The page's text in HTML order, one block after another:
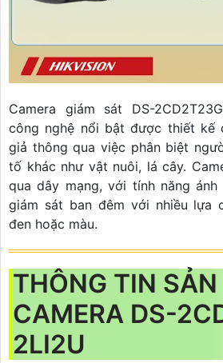
Camera giám sát DS-
công nghệ nổi bật được thiết kế
giả thông qua việc phân biệt
tố khác như vật nuôi, lá cây.
qua dây mạng, với tính năng
giám sát ban đêm với nhiều lựa
đen hoặc màu.
THÔNG TIN
CAMERA DS-
2LI2U